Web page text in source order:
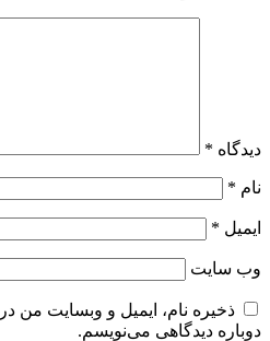
دیدگاه *
نام *
ایمیل *
وب‌ سایت
ذخیره نام، ایمیل و وبسایت من
دوباره دیدگاهی می‌نویسم.